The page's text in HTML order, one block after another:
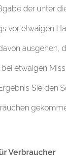
der unter
vor etwaigen
ausgehen,
etwaigen
Sie den
Verbraucher